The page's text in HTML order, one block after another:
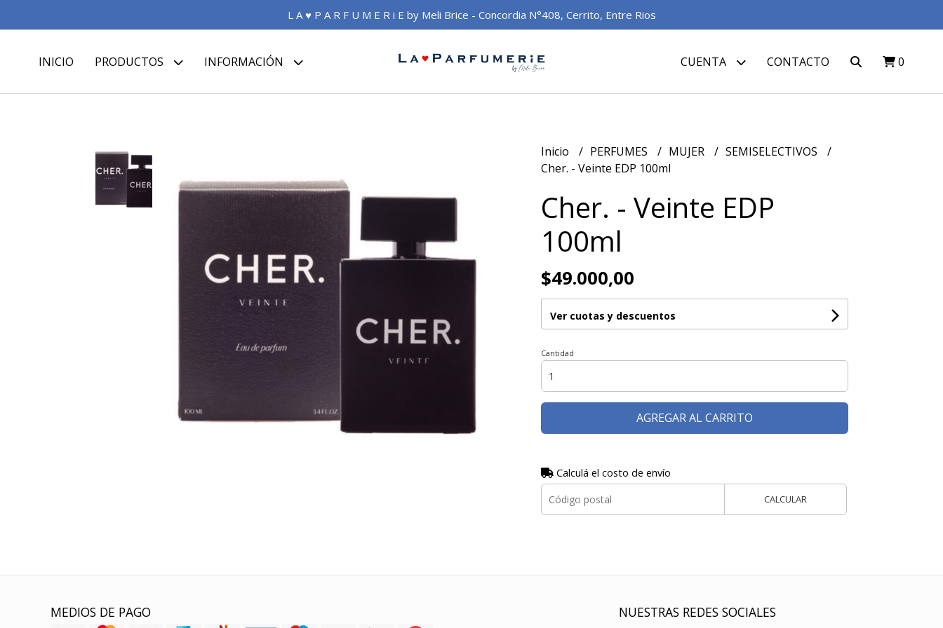
L A ♥ P A R F U M E R i E by Meli Brice - Concordia N°408, Cerrito, Entre Rios
INICIO PRODUCTOS INFORMACIÓN CUENTA CONTACTO 0
Inicio PERFUMES MUJER
SEMISELECTIVOS
Cher. - Veinte EDP 100ml
Cher. - Veinte EDP
100ml
$49.000,00
Ver cuotas y descuentos
Cantidad
AGREGAR AL CARRITO
Calculá el costo de envío
CALCULAR
MEDIOS DE PAGO NUESTRAS REDES SOCIALES